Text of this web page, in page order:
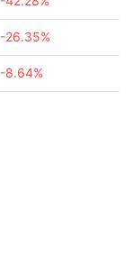
-26.35%
-8.64%